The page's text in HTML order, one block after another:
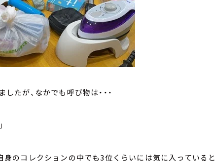
たが、なかでも呼び物は・・・
のコレクションの中でも3位くらいには気に入っていると